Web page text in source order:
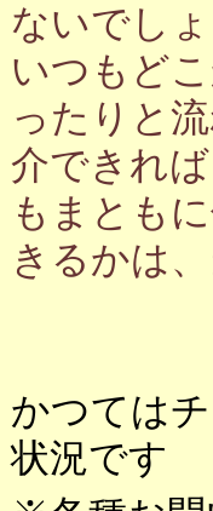
ないでし
いつもど
ったりと
介できれ
もまとも
きるかは
かつては
状況です